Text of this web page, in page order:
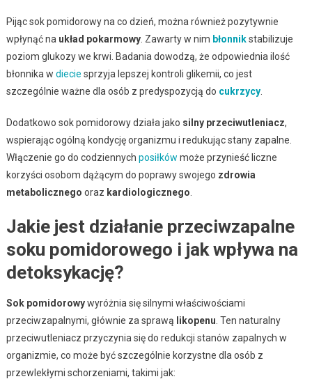
Pijąc sok pomidorowy na co dzień, można również pozytywnie
wpłynąć na układ pokarmowy. Zawarty w nim błonnikstabilizuje
poziom glukozy we krwi. Badania dowodzą, że odpowiednia ilość
błonnika w diecie sprzyja lepszej kontroli glikemii, co jest
szczególnie ważne dla osób z predyspozycją do cukrzycy.
Dodatkowo sok pomidorowy działa jako silny przeciwutleniacz,
wspierając ogólną kondycję organizmu i redukując stany zapalne.
Włączenie go do codziennych posiłków może przynieść liczne
korzyści osobom dążącym do poprawy swojego zdrowia
metabolicznego oraz kardiologicznego
Jakie jest działanie przeciwzapalne
soku pomidorowego i jak wpływa na
detoksykację?
Sok pomidorowywyróżnia się silnymi właściwościami
przeciwzapalnymi, głównie za sprawą likopenu . Ten naturalny
przeciwutleniacz przyczynia się do redukcji stanów zapalnych w
organizmie, co może być szczególnie korzystne dla osób z
przewlekłymi schorzeniami, takimi jak: